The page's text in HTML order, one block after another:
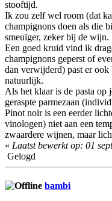
stooftijd.
Ik zou zelf wel room (dat
champignons doen als die
smeuïger, zeker bij de wijn.
Een goed kruid vind ik
champignons geperst of
dan verwijderd) past er
natuurlijk.
Als het klaar is de pasta op
geraspte parmezaan
Pinot noir is een eerder
vinologen) niet aan een
zwaardere wijnen, maar
« Laatst bewerkt op: 01
Gelogd
bambi